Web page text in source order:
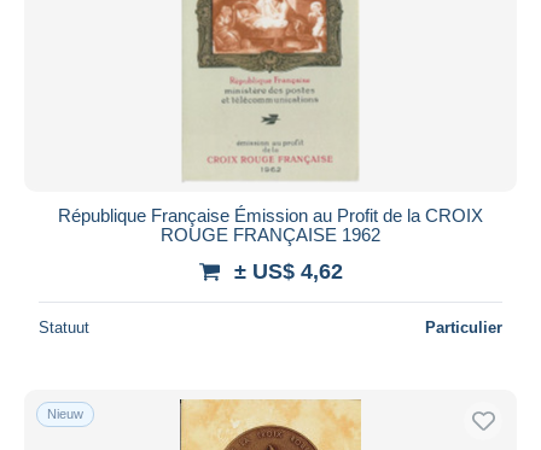
République Française Émission au Profit de la CROIX
ROUGE FRANÇAISE 1962
± US$ 4,62
Statuut Particulier
Nieuw